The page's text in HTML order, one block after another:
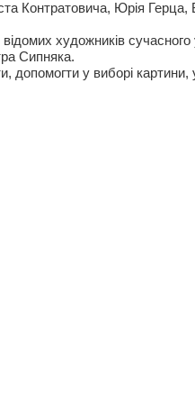
Контратовича, Юрія
художників
Сипняка.
допомогти у виборі картини,